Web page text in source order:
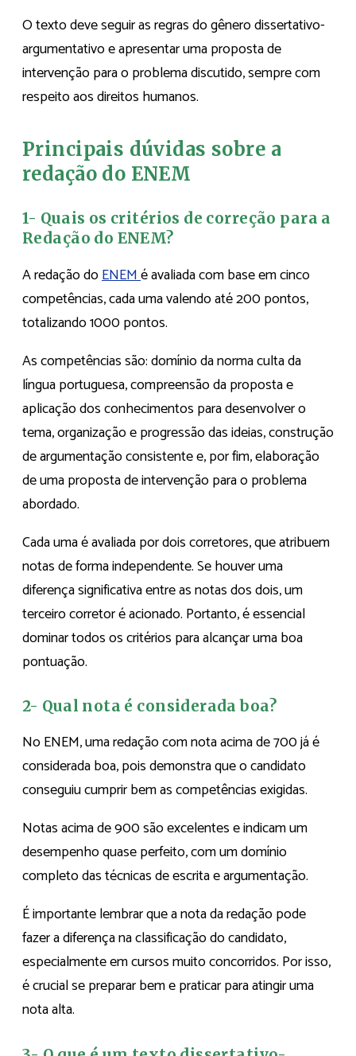
O texto deve seguir as regras do gênero dissertativo-
argumentativo e apresentar uma proposta de
intervenção para o problema discutido, sempre com
respeito aos direitos humanos.
Principais dúvidas sobre a
redação do ENEM
1- Quais os critérios de correção para a
Redação do ENEM?
A redação doENEMé avaliada com base em cinco
competências, cada uma valendo até 200 pontos,
totalizando 1000 pontos.
As competências são: domínio da norma culta da
língua portuguesa, compreensão da proposta e
aplicação dos conhecimentos para desenvolver o
tema, organização e progressão das ideias, construção
de argumentação consistente e, por fim, elaboração
de uma proposta de intervenção para o problema
abordado.
Cada uma é avaliada por dois corretores, que atribuem
notas de forma independente. Se houver uma
diferença significativa entre as notas dos dois, um
terceiro corretor é acionado. Portanto, é essencial
dominar todos os critérios para alcançar uma boa
pontuação.
2- Qual nota é considerada boa?
No ENEM, uma redação com nota acima de 700 já é
considerada boa, pois demonstra que o candidato
conseguiu cumprir bem as competências exigidas.
Notas acima de 900 são excelentes e indicam um
desempenho quase perfeito, com um domínio
completo das técnicas de escrita e argumentação.
É importante lembrar que a nota da redação pode
fazer a diferença na classificação do candidato,
especialmente em cursos muito concorridos. Por isso,
é crucial se preparar bem e praticar para atingir uma
nota alta.